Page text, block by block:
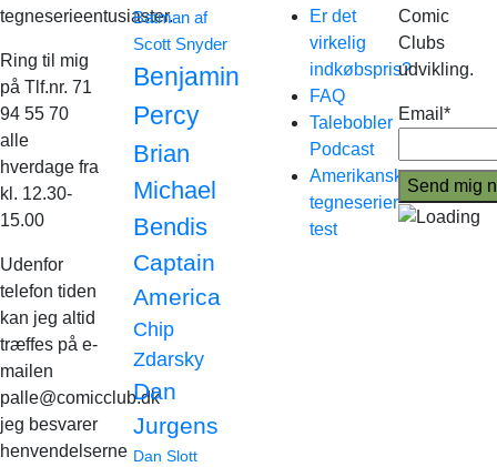
tegneserieentusiaster.
Ring til mig
på Tlf.nr. 71
94 55 70
alle
hverdage fra
kl. 12.30-
15.00
Udenfor
telefon tiden
kan jeg altid
træffes på e-
mailen
palle@comicclub.dk
jeg besvarer
henvendelserne
Batman af
Scott Snyder
Benjamin
Percy
Brian
Michael
Bendis
Captain
America
Chip
Zdarsky
Dan
Jurgens
Dan Slott
Er det
virkelig
indkøbspris?
FAQ
Talebobler
Podcast
Amerikanske
tegneserier
test
Comic
Clubs
udvikling.
Email*